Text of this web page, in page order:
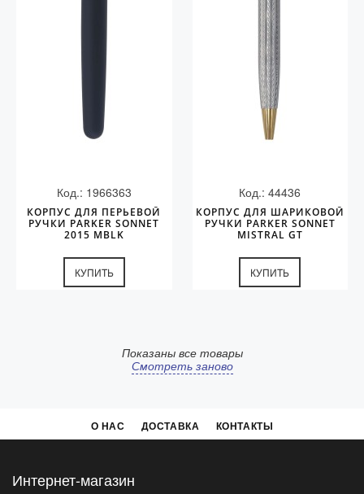
Код.: 1966363
КОРПУС ДЛЯ ПЕРЬЕВОЙ
РУЧКИ PARKER SONNET
2015 MBLK
КУПИТЬ
Код.: 44436
КОРПУС ДЛЯ ШАРИКОВОЙ
РУЧКИ PARKER SONNET
MISTRAL GT
КУПИТЬ
Показаны все товары
Смотреть заново
О НАС ДОСТАВКА КОНТАКТЫ
Интернет-магазин